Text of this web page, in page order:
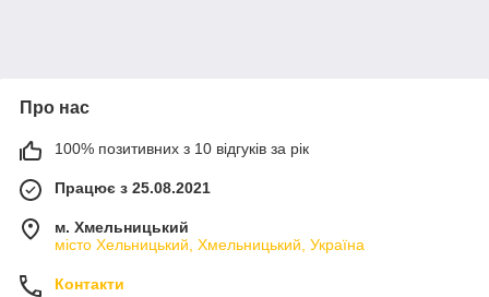
Про нас
100% позитивних з 10 відгуків за рік
Працює з 25.08.2021
м. Хмельницький
місто Хельницький, Хмельницький, Україна
Контакти